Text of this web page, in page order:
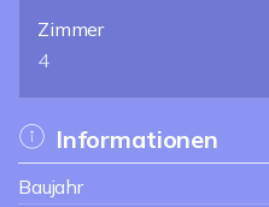
Zimmer
4
Informationen
Baujahr